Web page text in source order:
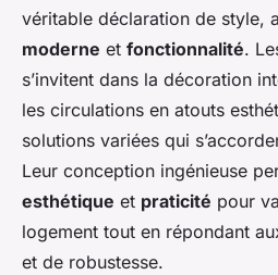
véritable déclaration de style,
moderne et fonctionnalité.
s’invitent dans la décoration
les circulations en atouts
solutions variées qui
Leur conception ingénieuse
esthétique et praticité pour
logement tout en répondant
et de robustesse.